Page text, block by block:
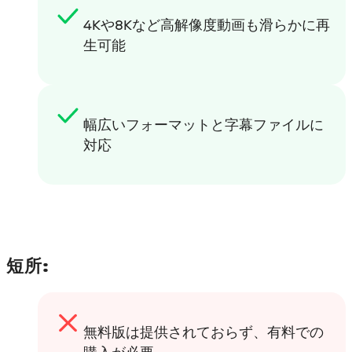
4Kや8Kなど高解像度動画も滑らかに再
生可能
幅広いフォーマットと字幕ファイルに
対応
短所:
無料版は提供されておらず、有料での